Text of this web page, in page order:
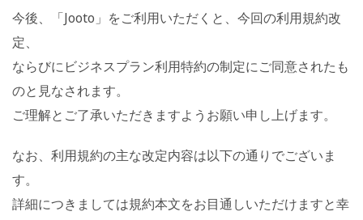
今後、「Jooto」をご利用いただくと、今回の利用規約改
定、
ならびにビジネスプラン利用特約の制定にご同意されたも
のと見なされます。
ご理解とご了承いただきますようお願い申し上げます。
なお、利用規約の主な改定内容は以下の通りでございま
す。
詳細につきましては規約本文をお目通しいただけますと幸